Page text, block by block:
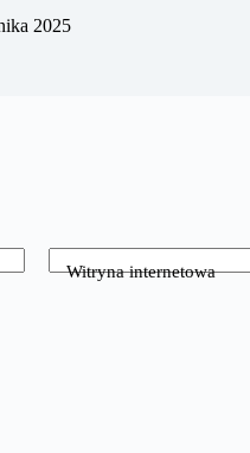
2025
Witryna internetowa